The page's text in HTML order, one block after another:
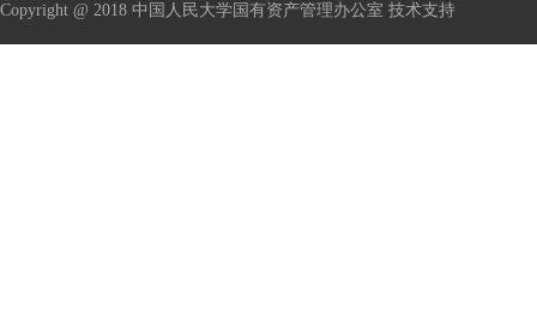
Copyright @ 2018 中国人民大学国有资产管理办公室 技术支持